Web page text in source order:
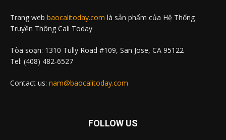
Trang web baocalitoday.com là sản phẩm của Hệ Thống
Truyền Thông Cali Today
Tòa soạn: 1310 Tully Road #109, San Jose, CA 95122
Tel: (408) 482-6527
Contact us: nam@baocalitoday.com
FOLLOW US